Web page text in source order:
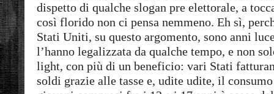
dispetto di qualche slogan pre elettorale, a
così florido non ci pensa nemmeno. Eh sì,
Stati Uniti, su questo argomento, sono anni
l’hanno legalizzata da qualche tempo, e non
light, con più di un beneficio: vari Stati
soldi grazie alle tasse e, udite udite, il